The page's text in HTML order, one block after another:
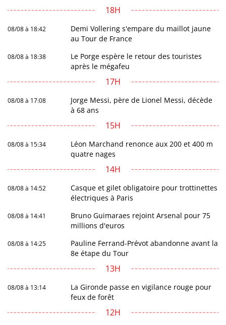
18H
08/08 à 18:42
Demi Vollering s'empare du maillot jaune
au Tour de France
08/08 à 18:38
Le Porge espère le retour des touristes
après le mégafeu
17H
08/08 à 17:08
Jorge Messi, père de Lionel Messi, décède
à 68 ans
15H
08/08 à 15:34
Léon Marchand renonce aux 200 et 400 m
quatre nages
14H
08/08 à 14:52
Casque et gilet obligatoire pour trottinettes
électriques à Paris
08/08 à 14:41
Bruno Guimaraes rejoint Arsenal pour 75
millions d'euros
08/08 à 14:25
Pauline Ferrand-Prévot abandonne avant la
8e étape du Tour
13H
08/08 à 13:14
La Gironde passe en vigilance rouge pour
feux de forêt
12H